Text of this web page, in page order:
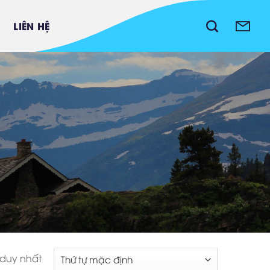
Xử lý nước lò hơi
Linh kiện - Thiết bị
Công nghệ xử lý nước lợ
Xử lý nước công nghiệp
LIÊN HỆ
nhất